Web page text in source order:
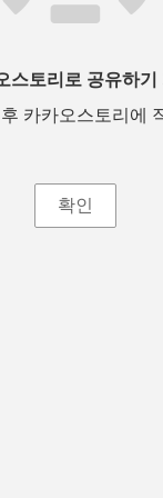
스토리로 공유하
카카오스토리에
확인